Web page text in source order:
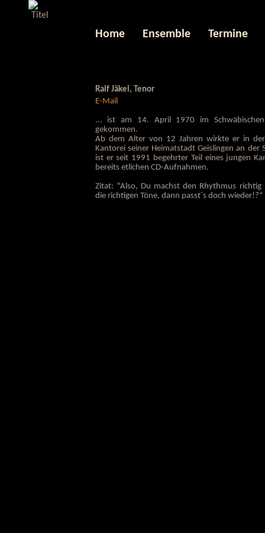
Home Ensemble Termine
Ralf Jäkel, Tenor
E-Mail
... ist am 14. April 1970 im
gekommen.
Ab dem Alter von 12 Jahren wirkte er in der
Kantorei seiner Heimatstadt Geislingen an der
ist er seit 1991 begehrter Teil eines jungen
bereits etlichen CD-Aufnahmen.
Zitat: "Also, Du machst den Rhythmus richtig
die richtigen Töne, dann passt´s doch wieder!?"